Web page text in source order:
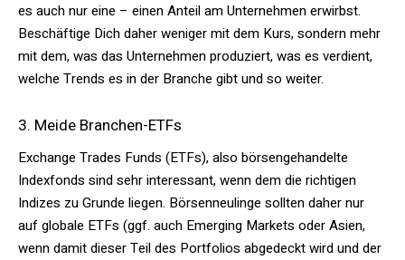
es auch nur eine – einen Anteil am Unternehmen erwirbst.
Beschäftige Dich daher weniger mit dem Kurs, sondern mehr
mit dem, was das Unternehmen produziert, was es verdient,
welche Trends es in der Branche gibt und so weiter.
3. Meide Branchen-ETFs
Exchange Trades Funds (ETFs), also börsengehandelte
Indexfonds sind sehr interessant, wenn dem die richtigen
Indizes zu Grunde liegen. Börsenneulinge sollten daher nur
auf globale ETFs (ggf. auch Emerging Markets oder Asien,
wenn damit dieser Teil des Portfolios abgedeckt wird und der